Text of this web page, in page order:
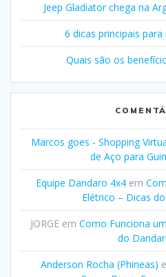
Jeep Gladiator chega na
6 dicas principais
Quais são os
Marcos goes - Shopping
de Aço para
Equipe Dandaro 4x4em
Elétrico – Dicas
JORGE em Como Funciona
do
Anderson Rocha (Phineas)